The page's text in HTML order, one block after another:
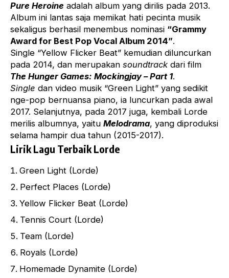
Pure Heroine adalah album yang dirilis pada 2013.
Album ini lantas saja memikat hati pecinta musik
sekaligus berhasil menembus nominasi “Grammy
Award for Best Pop Vocal Album 2014”.
Single “Yellow Flicker Beat” kemudian diluncurkan
pada 2014, dan merupakan soundtrack dari film
The Hunger Games: Mockingjay – Part 1.
Single dan video musik “Green Light” yang sedikit
nge-pop bernuansa piano, ia luncurkan pada awal
2017. Selanjutnya, pada 2017 juga, kembali Lorde
merilis albumnya, yaitu Melodrama, yang diproduksi
selama hampir dua tahun (2015-2017).
Lirik Lagu Terbaik Lorde
Green Light (Lorde)
Perfect Places (Lorde)
Yellow Flicker Beat (Lorde)
Tennis Court (Lorde)
Team (Lorde)
Royals (Lorde)
Homemade Dynamite (Lorde)